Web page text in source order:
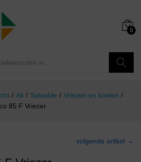
0
/ All / Saleable / Vriezen en koelen /
85 F Vriezer
volgende artikel →